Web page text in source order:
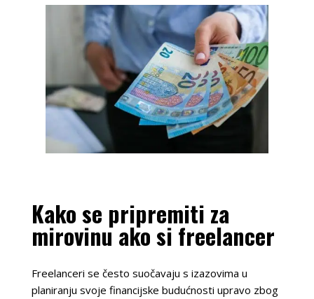
Kako se pripremiti za
mirovinu ako si freelancer
Freelanceri se često suočavaju s izazovima u
planiranju svoje financijske budućnosti upravo zbog